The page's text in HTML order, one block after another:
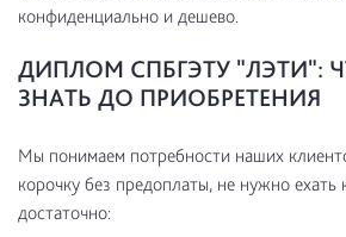
конфиденциально и дешево.
ДИПЛОМ СПБГЭТУ "ЛЭТИ":
ЗНАТЬ ДО ПРИОБРЕТЕНИЯ
Мы понимаем потребности наших
корочку без предоплаты, не нужно ехать
достаточно: